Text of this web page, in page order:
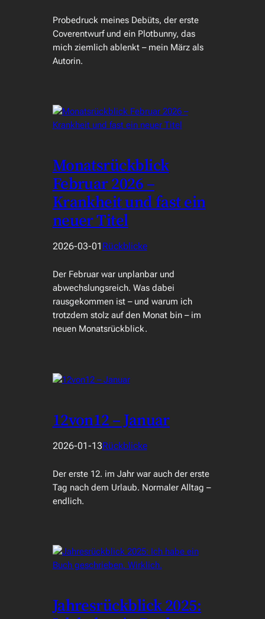
Probedruck meines Debüts, der erste
Coverentwurf und ein Plotbunny, das
mich ziemlich ablenkt – mein März als
Autorin.
Monatsrückblick
Februar 2026 –
Krankheit und fast ein
neuer Titel
2026-03-01 Rückblicke
Der Februar war unplanbar und
abwechslungsreich. Was dabei
rausgekommen ist – und warum ich
trotzdem stolz auf den Monat bin – im
neuen Monatsrückblick.
12von12 – Januar
2026-01-13Rückblicke
Der erste 12. im Jahr war auch der erste
Tag nach dem Urlaub. Normaler Alltag –
endlich.
Jahresrückblick 2025: